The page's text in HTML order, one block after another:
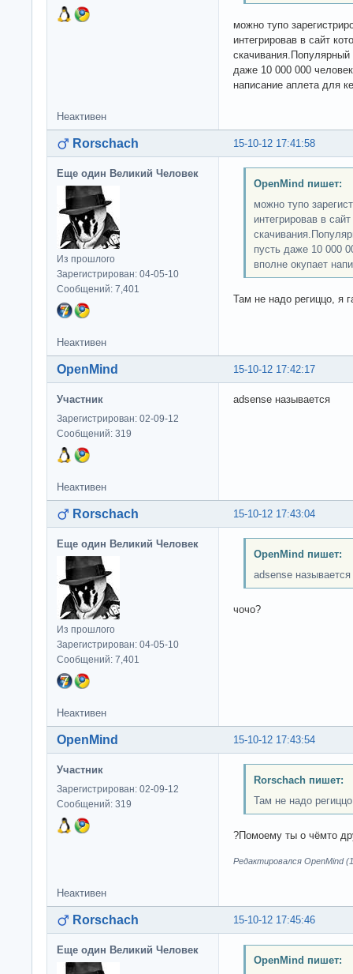
можно тупо
интегрировав в сайт
даже 10 000 000
написание аплета для
Неактивен
15-10-12 17:41:58
Rorschach
Еще один Великий Человек
Из прошлого
Зарегистрирован: 04-05-10
Сообщений: 7,401
OpenMind пишет:
можно тупо
интегрировав в
пусть даже 10 000
вполне окупает
Там не надо региццо, я
Неактивен
15-10-12 17:42:17
OpenMind
Участник
Зарегистрирован: 02-09-12
Сообщений: 319
adsense называется
Неактивен
15-10-12 17:43:04
Rorschach
Еще один Великий Человек
Из прошлого
Зарегистрирован: 04-05-10
Сообщений: 7,401
OpenMind пишет:
adsense называется
чочо?
Неактивен
15-10-12 17:43:54
OpenMind
Участник
Зарегистрирован: 02-09-12
Сообщений: 319
Rorschach пишет:
Там не надо
?Помоему ты о чёмто
Редактировался OpenMind
Неактивен
15-10-12 17:45:46
Rorschach
Еще один Великий Человек
OpenMind пишет: